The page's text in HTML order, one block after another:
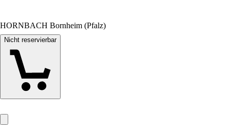
HORNBACH Bornheim (Pfalz)
Nicht reservierbar